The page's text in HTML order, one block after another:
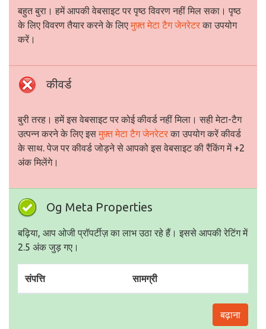
बहुत बुरा। हमें आपकी वेबसाइट पर पृष्ठ विवरण नहीं मिल सका। पृष्ठ
के लिए विवरण तैयार करने के लिए मुफ़्त मेटा टैग जेनरेटरका उपयोग
करें।
कीवर्ड
बुरी तरह। हमें इस वेबसाइट पर कोई कीवर्ड नहीं मिला। सही मेटा-टैग
उत्पन्न करने के लिए इस मुफ़्त मेटा टैग जेनरेटरका उपयोग करें कीवर्ड
के साथ. पेज पर कीवर्ड जोड़ने से आपको इस वेबसाइट की रैंकिंग में +2
अंक मिलेंगे।
Og Meta Properties
बढ़िया, आप ओजी प्रॉपर्टीज़ का लाभ उठा रहे हैं। इससे आपकी रेटिंग में
2.5 अंक जुड़ गए।
संपत्ति सामग्री
बढ़ाना